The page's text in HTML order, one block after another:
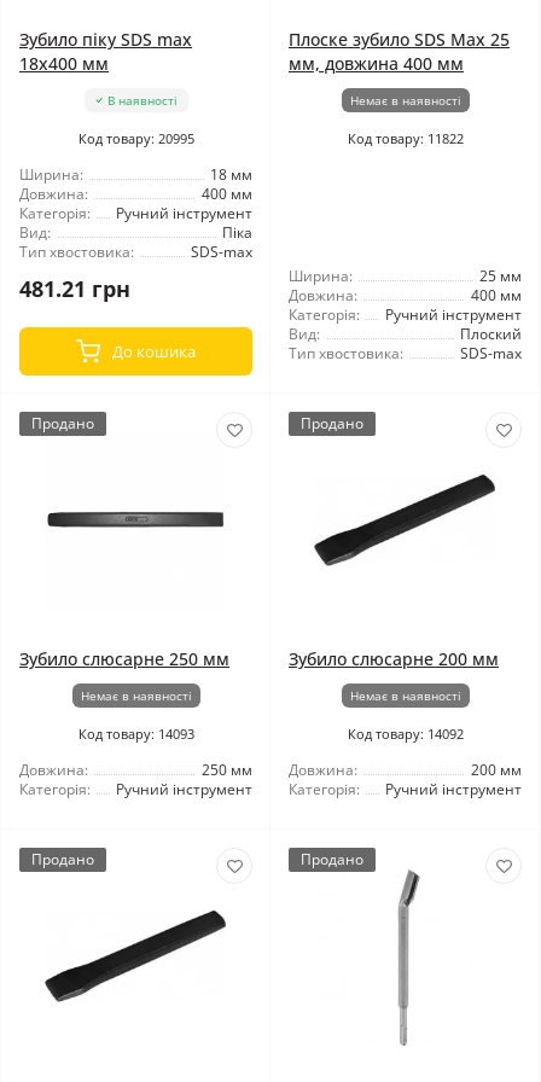
Зубило піку SDS max
18x400 мм
В наявності
Код товару: 20995
Ширина:
18 мм
Довжина:
400 мм
Категорія:
Ручний інструмент
Вид:
Піка
Тип хвостовика:
SDS-max
481.21 грн
До кошика
Плоске зубило SDS Max 25
мм, довжина 400 мм
Немає в наявності
Код товару: 11822
Ширина:
25 мм
Довжина:
400 мм
Категорія:
Ручний інструмент
Вид:
Плоский
Тип хвостовика:
SDS-max
Продано
Зубило слюсарне 250 мм
Немає в наявності
Код товару: 14093
Довжина:
250 мм
Категорія:
Ручний інструмент
Продано
Зубило слюсарне 200 мм
Немає в наявності
Код товару: 14092
Довжина:
200 мм
Категорія:
Ручний інструмент
Продано Продано